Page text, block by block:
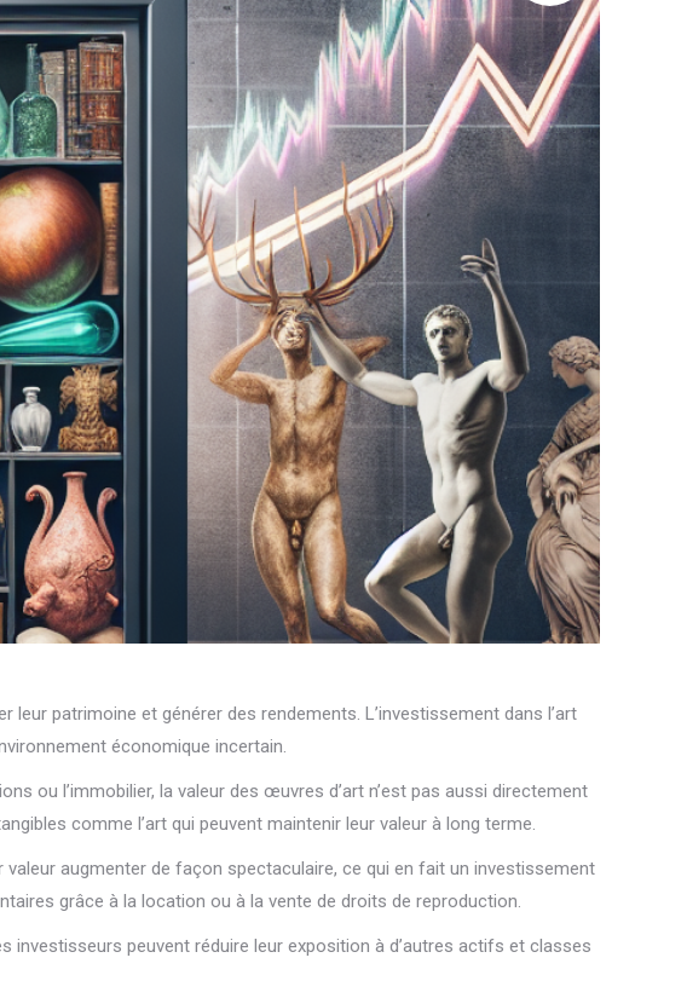
patrimoine et générer des rendements. L’investissement dans l’art
économique incertain.
ou l’immobilier, la valeur des œuvres d’art n’est pas aussi directement
comme l’art qui peuvent maintenir leur valeur à long terme.
augmenter de façon spectaculaire, ce qui en fait un investissement
grâce à la location ou à la vente de droits de reproduction.
investisseurs peuvent réduire leur exposition à d’autres actifs et classes